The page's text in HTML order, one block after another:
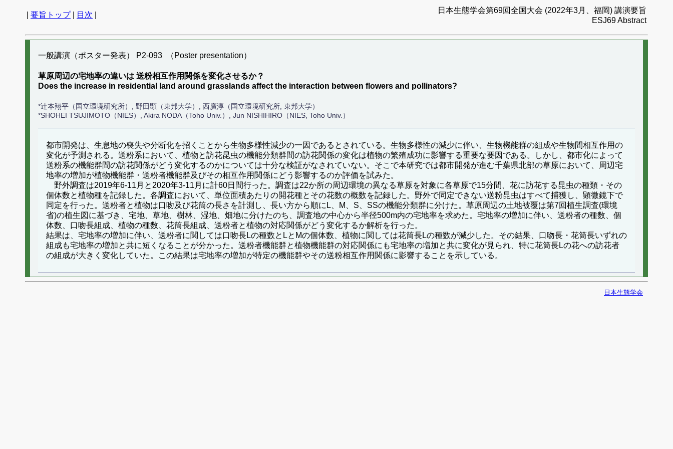
要旨トップ| 目次
日本生態学会第69回全国大会 (2022年3月、福岡) 講演要旨
ESJ69 Abstract
一般講演（ポスター発表） P2-093 （Poster presentation）
草原周辺の宅地率の違いは 送粉相互作用関係を変化させるか？
Does the increase in residential land around grasslands affect the interaction between flowers and pollinators?
*辻本翔平（国立環境研究所）, 野田顕（東邦大学）, 西廣淳（国立環境研究所, 東邦大学）
*SHOHEI TSUJIMOTO（NIES）, Akira NODA（Toho Univ.）, Jun NISHIHIRO（NIES, Toho Univ.）
都市開発は、生息地の喪失や分断化を招くことから生物多様性減少の一因であるとされている。生物多様性の減少に伴い、生物機能群の組成や生物間相互作用の
変化が予測される。送粉系において、植物と訪花昆虫の機能分類群間の訪花関係の変化は植物の繁殖成功に影響する重要な要因である。しかし、都市化によって
送粉系の機能群間の訪花関係がどう変化するのかについては十分な検証がなされていない。そこで本研究では都市開発が進む千葉県北部の草原において、周辺宅
地率の増加が植物機能群・送粉者機能群及びその相互作用関係にどう影響するのか評価を試みた。
野外調査は2019年6-11月と2020年3-11月に計60日間行った。調査は22か所の周辺環境の異なる草原を対象に各草原で15分間、花に訪花する昆虫の種類・その
個体数と植物種を記録した。各調査において、単位面積あたりの開花種とその花数の概数を記録した。野外で同定できない送粉昆虫はすべて捕獲し、顕微鏡下で
同定を行った。送粉者と植物は口吻及び花筒の長さを計測し、長い方から順にL、M、S、SSの機能分類群に分けた。草原周辺の土地被覆は第7回植生調査(環境
省)の植生図に基づき、宅地、草地、樹林、湿地、畑地に分けたのち、調査地の中心から半径500m内の宅地率を求めた。宅地率の増加に伴い、送粉者の種数、個
体数、口吻長組成、植物の種数、花筒長組成、送粉者と植物の対応関係がどう変化するか解析を行った。
結果は、宅地率の増加に伴い、送粉者に関しては口吻長Lの種数とLとMの個体数、植物に関しては花筒長Lの種数が減少した。その結果、口吻長・花筒長いずれの
組成も宅地率の増加と共に短くなることが分かった。送粉者機能群と植物機能群の対応関係にも宅地率の増加と共に変化が見られ、特に花筒長Lの花への訪花者
の組成が大きく変化していた。この結果は宅地率の増加が特定の機能群やその送粉相互作用関係に影響することを示している。
日本生態学会